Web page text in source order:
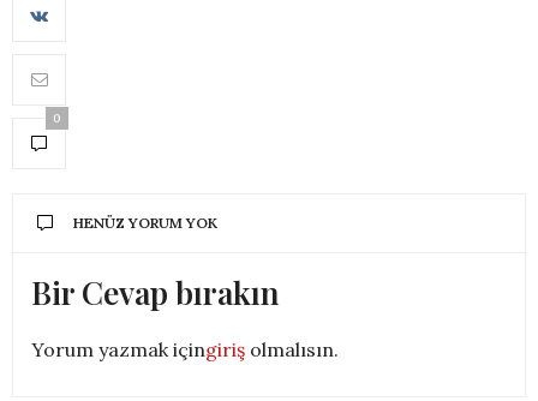
0
HENÜZ YORUM YOK
Bir Cevap bırakın
Yorum yazmak içingiriş olmalısın.